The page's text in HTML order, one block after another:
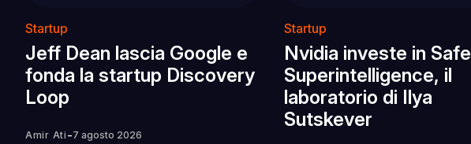
Startup
Jeff Dean lascia Google e
fonda la startup Discovery
Loop
Amir Ati -7 agosto 2026
Startup
Nvidia investe in Safe
Superintelligence, il
laboratorio di Ilya
Sutskever